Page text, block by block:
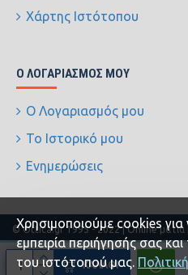
ΚΑΛΆΘΙ
Χάρτης Ιστότοπου
Ο ΛΟΓΑΡΙΑΣΜΌΣ ΜΟΥ
Ο Λογαριασμός μου
Το Ιστορικό μου
Ενημερώσεις
© Ottica.gr 1995 - 2022 | Online ματιά
Xρησιμοποιούμε cookies
εμπειρία περιήγησής σας
του ιστότοπού μας.